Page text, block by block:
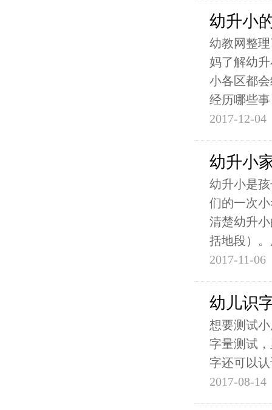
幼升小
幼教网整
妈了解幼
小各区都
经历哪些
2017-12-04
幼升小
幼升小是
们的一次
清楚幼升
括地段）
2017-11-06
幼儿识
想要测试
字量测试
字还可以
2017-08-14